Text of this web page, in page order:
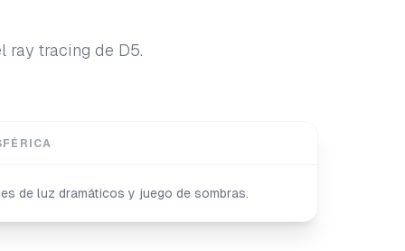
ray tracing de D5.
de luz dramáticos y juego de sombras.